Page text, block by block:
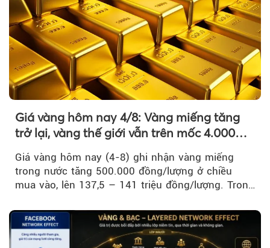
Giá vàng hôm nay 4/8: Vàng miếng tăng
trở lại, vàng thế giới vẫn trên mốc 4.000
Giá vàng hôm nay (4-8) ghi nhận vàng miếng
trong nước tăng 500.000 đồng/lượng ở chiều
mua vào, lên 137,5 – 141 triệu đồng/lượng. Trong
trì trên ngưỡng 4.000 USD/ounce.